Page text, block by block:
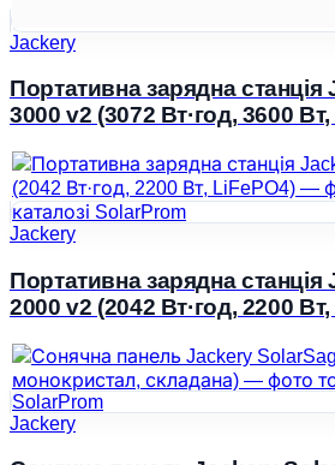
Jackery
Портативна зарядна
3000 v2 (3072 Вт·год, 3600
Jackery
Портативна зарядна
2000 v2 (2042 Вт·год, 2200
Jackery